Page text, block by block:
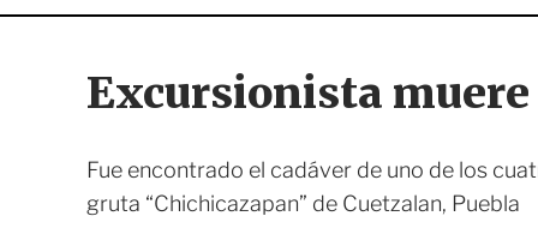
e
i
o
e
Excursionista
Fue encontrado el cadáver de uno de los
gruta “Chichicazapan” de Cuetzalan, Puebla